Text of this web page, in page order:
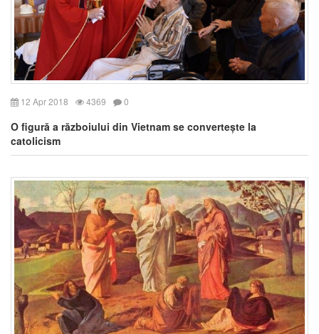
12 Apr 2018 4369 0
O figură a războiului din Vietnam se convertește la
catolicism